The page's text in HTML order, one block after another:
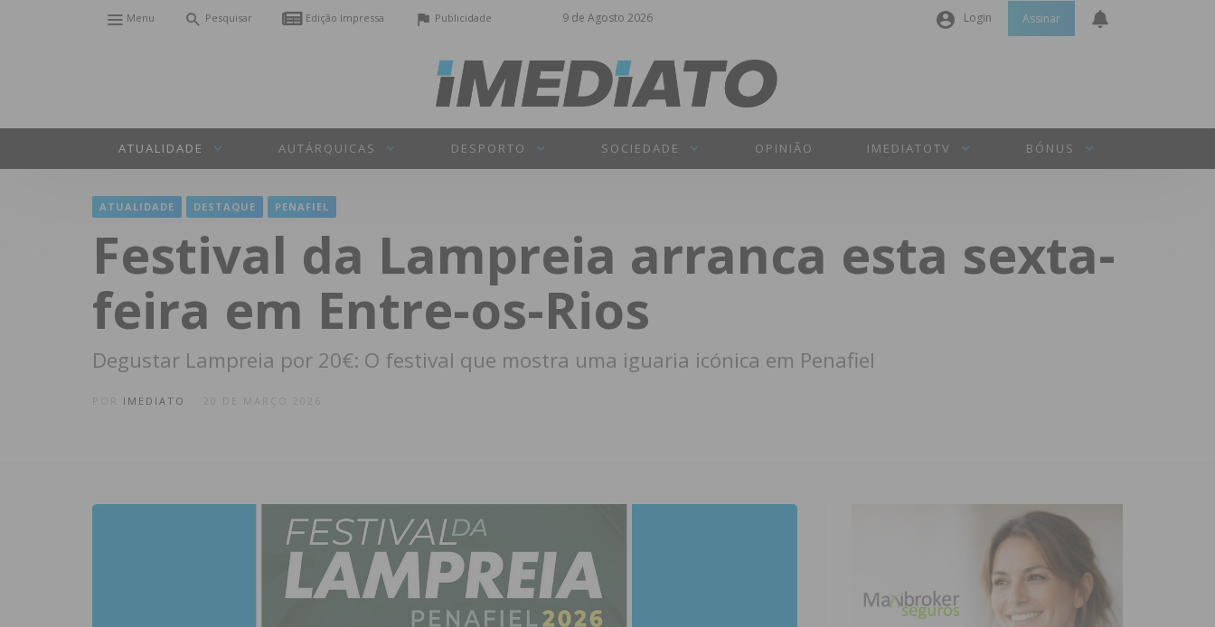
9 de Agosto 2026
Menu Pesquisar Edição Impressa Publicidade Login
Senha
INICIAR SESSÃO
Assinar
ATUALIDADE AUTÁRQUICAS DESPORTO SOCIEDADE OPINIÃO IMEDIATOTV BÓNUS
ATUALIDADE DESTAQUE PENAFIEL
Festival da Lampreia arranca esta sexta-
feira em Entre-os-Rios
Degustar Lampreia por 20€: O festival que mostra uma iguaria icónica em Penafiel
IMEDIATO 20 DE MARÇO 2026